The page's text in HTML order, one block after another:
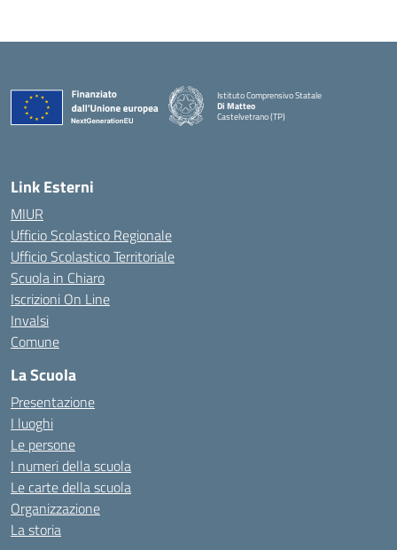
Istituto Comprensivo Statale
Di Matteo
Castelvetrano (TP)
Link Esterni
MIUR
Ufficio Scolastico Regionale
Ufficio Scolastico Territoriale
Scuola in Chiaro
Iscrizioni On Line
Invalsi
Comune
La Scuola
Presentazione
I luoghi
Le persone
I numeri della scuola
Le carte della scuola
Organizzazione
La storia